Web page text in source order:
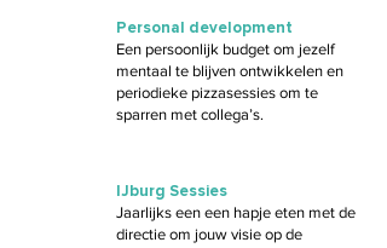
Personal development
Een persoonlijk budget om jezelf
mentaal te blijven ontwikkelen en
periodieke pizzasessies om te
sparren met collega’s.
IJburg Sessies
Jaarlijks een een hapje eten met de
directie om jouw visie op de